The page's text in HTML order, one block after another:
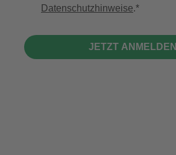
Datenschutzhinweise.
JETZT ANMELDEN